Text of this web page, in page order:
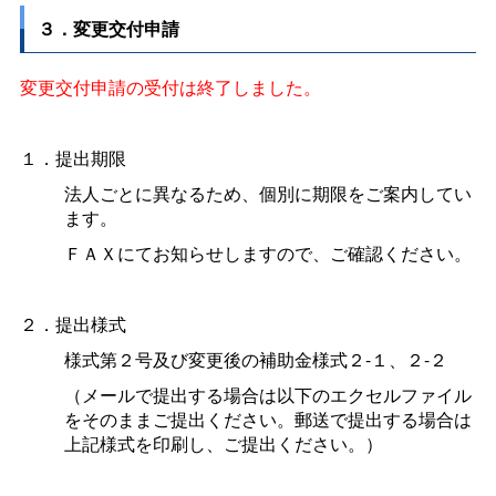
３．変更交付申請
変更交付申請の受付は終了しました。
１．提出期限
法人ごとに異なるため、個別に期限をご案内してい
ます。
ＦＡＸにてお知らせしますので、ご確認ください。
２．提出様式
様式第２号及び変更後の補助金様式２-１、２-２
（メールで提出する場合は以下のエクセルファイル
をそのままご提出ください。郵送で提出する場合は
上記様式を印刷し、ご提出ください。）